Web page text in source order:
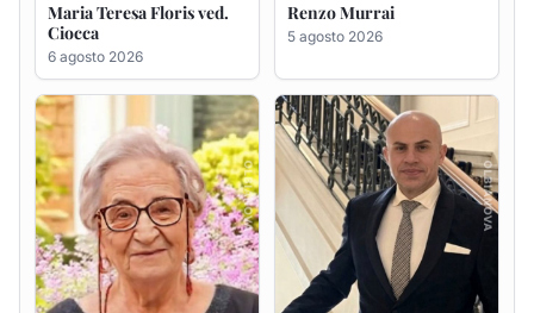
Maria Teresa Floris ved.
Ciocca
6 agosto 2026
Renzo Murrai
5 agosto 2026